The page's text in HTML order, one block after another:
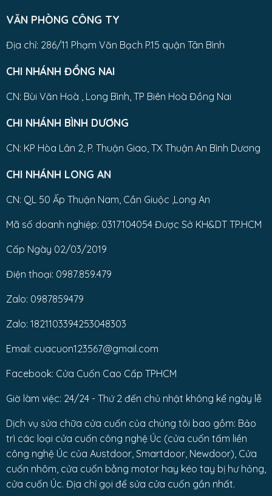
VĂN PHÒNG CÔNG TY
Địa chỉ: 286/11 Phạm Văn Bạch P.15 quận Tân Bình
CHI NHÁNH ĐỒNG NAI
CN: Bùi Văn Hoà , Long Bình, TP Biên Hoà Đồng Nai
CHI NHÁNH BÌNH DƯƠNG
CN: KP Hòa Lân 2, P. Thuận Giao, TX Thuận An Bình Dương
CHI NHÁNH LONG AN
CN: QL 50 Ấp Thuận Nam, Cần Giuộc ,Long An
Mã số doanh nghiệp: 0317104054 Được Sở KH&DT TP.HCM
Cấp Ngày 02/03/2019
Điện thoại: 0987.859.479
Zalo: 0987859479
Zalo: 1821103394253048303
Email: cuacuon123567@gmail.com
Facebook: Cửa Cuốn Cao Cấp TPHCM
Giờ làm việc: 24/24 - Thứ 2 đến chủ nhật không kể ngày lễ
Dịch vụ sửa chữa cửa cuốn của chúng tôi bao gồm: Bảo
trì các loại cửa cuốn công nghệ Úc (cửa cuốn tấm liền
công nghệ Úc của Austdoor, Smartdoor, Newdoor), Cửa
cuốn nhôm, cửa cuốn bằng motor hay kéo tay bị hư hỏng,
cửa cuốn Úc. Địa chỉ gọi để sửa cửa cuốn gần nhất.